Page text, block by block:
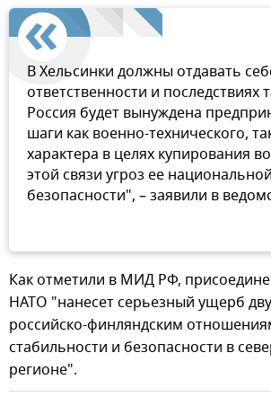
В Хельсинки должны отдавать
ответственности и последствиях
Россия будет вынуждена
шаги как военно-технического,
характера в целях купирования
этой связи угроз ее национальной
безопасности", – заявили в
Как отметили в МИД РФ,
НАТО "нанесет серьезный ущерб
российско-финляндским
стабильности и безопасности в
регионе".